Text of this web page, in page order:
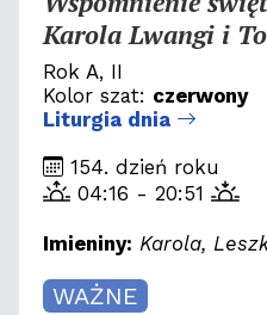
Karola Lwangi i
Rok A, II
Kolor szat: czerwony
Liturgia dnia
154. dzień roku
04:16 - 20:51
Imieniny: Karola,
WAŻNE